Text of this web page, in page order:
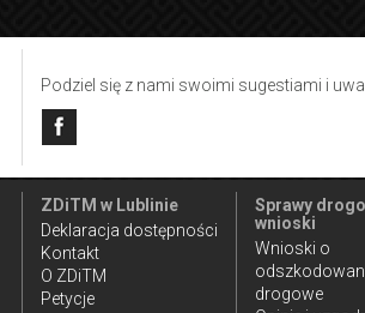
Podziel się z nami swoimi sugestiami i
ZDiTM w Lublinie
Deklaracja dostępności
Kontakt
O ZDiTM
Petycje
Sprawy
wnioski
Wnioski o
drogowe